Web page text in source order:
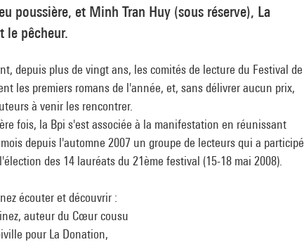
poussière, et Minh Tran Huy (sous réserve), La
le pêcheur.
depuis plus de vingt ans, les comités de lecture du Festival de
les premiers romans de l'année, et, sans délivrer aucun prix,
à venir les rencontrer.
fois, la Bpi s'est associée à la manifestation en réunissant
depuis l'automne 2007 un groupe de lecteurs qui a participé
des 14 lauréats du 21ème festival (15-18 mai 2008).
écouter et découvrir :
auteur du Cœur cousu
pour La Donation,